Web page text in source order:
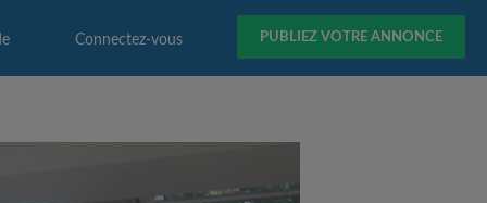
PUBLIEZ VOTRE ANNONCE
Connectez-vous